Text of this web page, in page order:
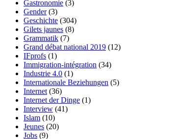
Gastronomie (3)
Gender(3)
Geschichte (304)
Gilets jaunes (8)
Grammatik (7)
Grand débat national 2019 (12)
IFprofs (1)
Immigration-intégration (34)
Industrie 4.0 (1)
Internationale Beziehungen (5)
Internet (36)
Internet der Dinge (1)
Interview (41)
Islam (10)
Jeunes (20)
Jobs (9)